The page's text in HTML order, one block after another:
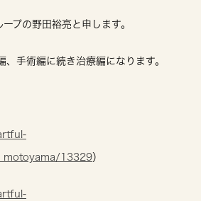
プの野田裕亮と申します。
、手術編に続き治療編になります。
13329）